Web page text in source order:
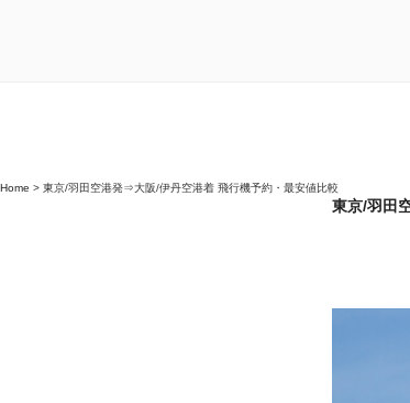
Home > 東京/羽田空港発⇒大阪/伊丹空港着 飛行機予約・最安値比較
東京/羽田